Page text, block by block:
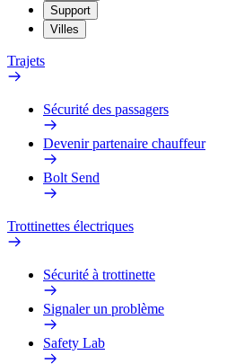
Support
Villes
Trajets
Sécurité des passagers
Devenir partenaire chauffeur
Bolt Send
Trottinettes électriques
Sécurité à trottinette
Signaler un problème
Safety Lab